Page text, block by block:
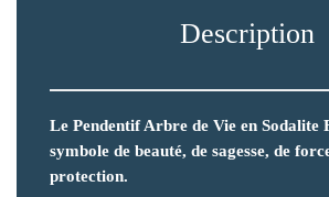
Description
Le Pendentif Arbre de Vie en Sodalite
symbole de beauté, de sagesse, de
protection.